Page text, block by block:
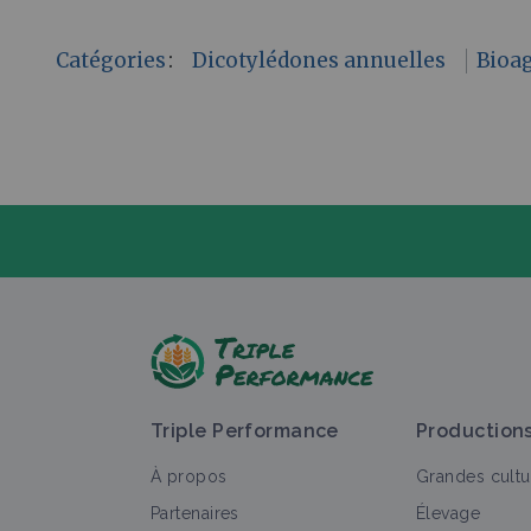
Catégories: Dicotylédones annuelles
Triple Performance
À propos
Partenaires
Grandes
Élevage